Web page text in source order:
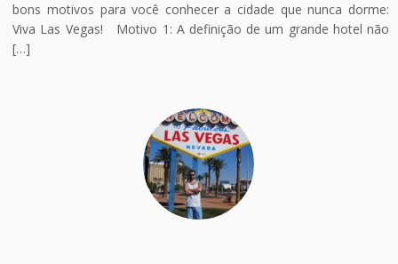
bons motivos para você conhecer a cidade que nunca dorme:
Viva Las Vegas! Motivo 1: A definição de um grande hotel não
[…]